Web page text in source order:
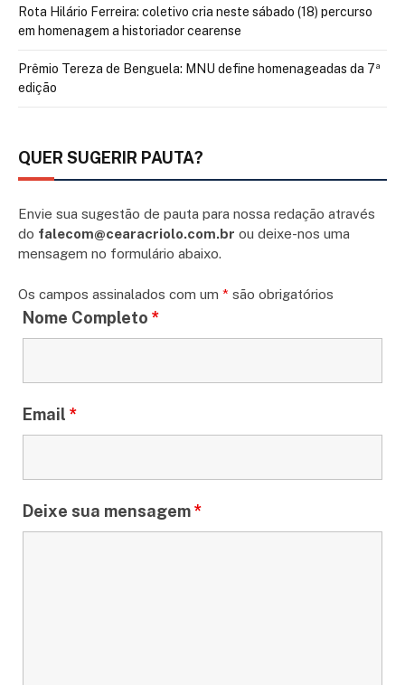
Rota Hilário Ferreira: coletivo cria neste sábado (18) percurso
em homenagem a historiador cearense
Prêmio Tereza de Benguela: MNU define homenageadas da 7ª
edição
QUER SUGERIR PAUTA?
Envie sua sugestão de pauta para nossa redação através
do falecom@cearacriolo.com.br ou deixe-nos uma
mensagem no formulário abaixo.
Os campos assinalados com um * são obrigatórios
Nome Completo *
Email *
Deixe sua mensagem*